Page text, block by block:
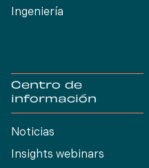
Ingeniería
Centro de
información
Noticias
Insights webinars